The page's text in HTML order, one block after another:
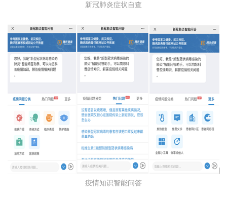
新冠肺炎症状自查
疫情知识智能问答